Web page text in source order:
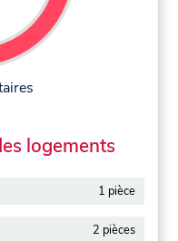
logements
1 pièce
2 pièces